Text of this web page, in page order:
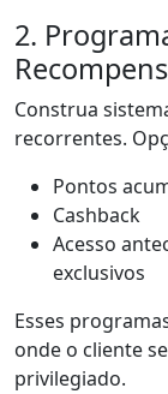
2.
Construa
recorrentes.
Pontos
Cashback
Acesso
exclusivos
Esses
onde o cliente
privilegiado.